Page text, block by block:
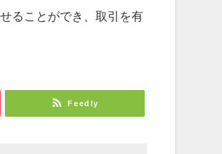
ることができ、取引を有
Feedly